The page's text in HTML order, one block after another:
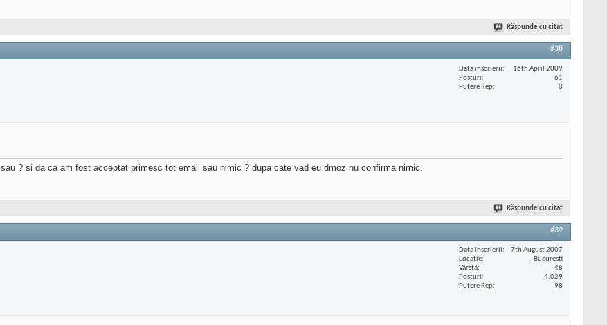
Răspunde cu citat
#38
Data înscrierii
16th April 2009
Posturi
61
Putere Rep
0
? si da ca am fost acceptat primesc tot email sau nimic ? dupa cate vad eu dmoz nu confirma nimic.
Răspunde cu citat
#39
Data înscrierii
7th August 2007
Locaţie
Bucuresti
Vârstă
48
Posturi
4.029
Putere Rep
98